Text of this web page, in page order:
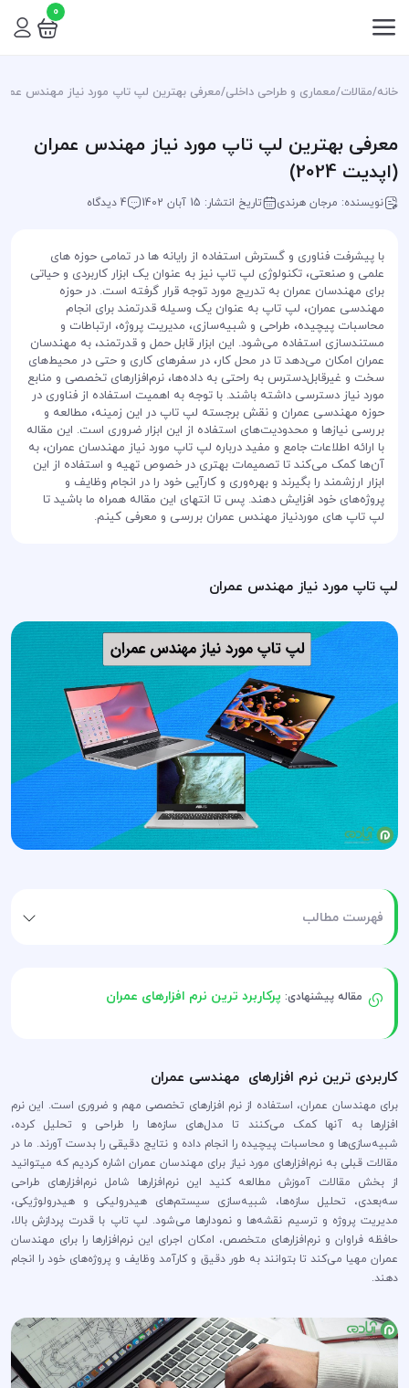
0
خانه/مقالات/معماری و طراحی داخلی/معرفی بهترین لپ تاپ مورد نیاز مهندس عمران
معرفی بهترین لپ تاپ مورد نیاز مهندس عمران
(اپدیت 2024)
نویسنده: مرجان هرندی تاریخ انتشار: 15 آبان 1402 4 دیدگاه
با پیشرفت فناوری و گسترش استفاده از رایانه ها در تمامی حوزه های
علمی و صنعتی، تکنولوژی لپ تاپ نیز به عنوان یک ابزار کاربردی و حیاتی
برای مهندسان عمران به تدریج مورد توجه قرار گرفته است. در حوزه
مهندسی عمران، لپ تاپ به عنوان یک وسیله قدرتمند برای انجام
محاسبات پیچیده، طراحی و شبیه‌سازی، مدیریت پروژه، ارتباطات و
مستندسازی استفاده می‌شود. این ابزار قابل حمل و قدرتمند، به مهندسان
عمران امکان می‌دهد تا در محل کار، در سفرهای کاری و حتی در محیط‌های
سخت و غیرقابل‌دسترس به راحتی به داده‌ها، نرم‌افزارهای تخصصی و منابع
مورد نیاز دسترسی داشته باشند. با توجه به اهمیت استفاده از فناوری در
حوزه مهندسی عمران و نقش برجسته لپ تاپ در این زمینه، مطالعه و
بررسی نیازها و محدودیت‌های استفاده از این ابزار ضروری است. این مقاله
با ارائه اطلاعات جامع و مفید درباره لپ تاپ مورد نیاز مهندسان عمران، به
آن‌ها کمک می‌کند تا تصمیمات بهتری در خصوص تهیه و استفاده از این
ابزار ارزشمند را بگیرند و بهره‌وری و کارآیی خود را در انجام وظایف و
پروژه‌های خود افزایش دهند. پس تا انتهای این مقاله همراه ما باشید تا
لپ تاپ های موردنیاز مهندس عمران بررسی و معرفی کینم.
لپ تاپ مورد نیاز مهندس عمران
فهرست مطالب
مقاله پیشنهادی: پرکاربرد ترین نرم افزار‌های عمران
کاربردی ترین نرم افزارهای مهندسی عمران
برای مهندسان عمران، استفاده از نرم افزارهای تخصصی مهم و ضروری است. این نرم
افزارها به آنها کمک می‌کنند تا مدل‌های سازه‌ها را طراحی و تحلیل کرده،
شبیه‌سازی‌ها و محاسبات پیچیده را انجام داده و نتایج دقیقی را بدست آورند. ما در
مقالات قبلی به نرم‌افزارهای مورد نیاز برای مهندسان عمران اشاره کردیم که میتوانید
از بخش مقالات آموزش مطالعه کنید این نرم‌افزارها شامل نرم‌افزارهای طراحی
سه‌بعدی، تحلیل سازه‌ها، شبیه‌سازی سیستم‌های هیدرولیکی و هیدرولوژیکی،
مدیریت پروژه و ترسیم نقشه‌ها و نمودارها می‌شود. لپ تاپ با قدرت پردازش بالا،
حافظه فراوان و نرم‌افزارهای متخصص، امکان اجرای این نرم‌افزارها را برای مهندسان
عمران مهیا می‌کند تا بتوانند به طور دقیق و کارآمد وظایف و پروژه‌های خود را انجام
دهند.